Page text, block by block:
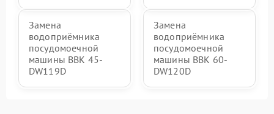
Замена
водоприёмника
посудомоечной
машины BBK 45-
DW119D
Замена
водоприёмника
посудомоечной
машины BBK 60-
DW120D